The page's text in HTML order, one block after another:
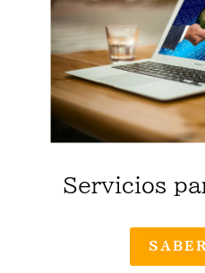
Servicios